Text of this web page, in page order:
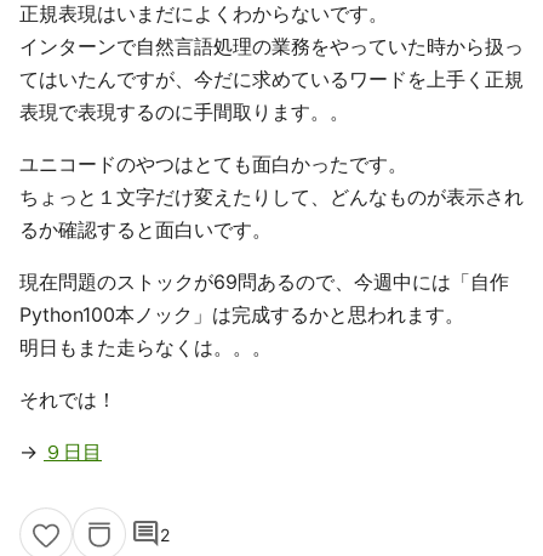
正規表現はいまだによくわからないです。
インターンで自然言語処理の業務をやっていた時から扱っ
てはいたんですが、今だに求めているワードを上手く正規
表現で表現するのに手間取ります。。
ユニコードのやつはとても面白かったです。
ちょっと１文字だけ変えたりして、どんなものが表示され
るか確認すると面白いです。
現在問題のストックが69問あるので、今週中には「自作
Python100本ノック」は完成するかと思われます。
明日もまた走らなくは。。。
それでは！
→ ９日目
comment2